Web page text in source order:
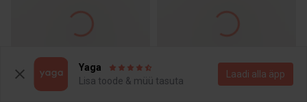
Yaga
Lisa toode & müü tasuta
Laadi alla äpp